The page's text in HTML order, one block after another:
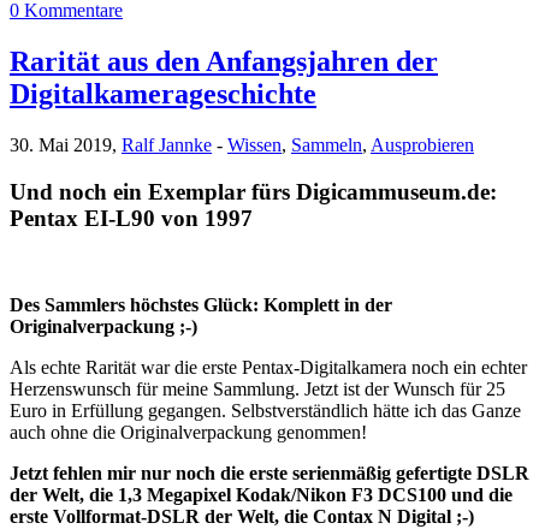
0 Kommentare
Rarität aus den Anfangsjahren der
Digitalkamerageschichte
30. Mai 2019, Ralf Jannke - Wissen, Sammeln, Ausprobieren
Und noch ein Exemplar fürs Digicammuseum.de:
Pentax EI-L90 von 1997
Des Sammlers höchstes Glück: Komplett in der
Originalverpackung ;-)
Als echte Rarität war die erste Pentax-Digitalkamera noch ein echter
Herzenswunsch für meine Sammlung. Jetzt ist der Wunsch für 25
Euro in Erfüllung gegangen. Selbstverständlich hätte ich das Ganze
auch ohne die Originalverpackung genommen!
Jetzt fehlen mir nur noch die erste serienmäßig gefertigte DSLR
der Welt, die 1,3 Megapixel Kodak/Nikon F3 DCS100 und die
erste Vollformat-DSLR der Welt, die Contax N Digital ;-)